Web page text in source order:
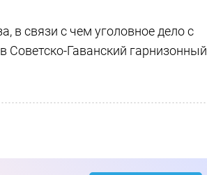
в связи с чем уголовное дело с
Гаванский гарнизонный